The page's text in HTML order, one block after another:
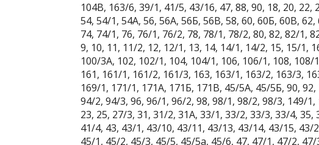
104В, 163/6, 39/1, 41/5, 43/16, 47, 88, 90, 18, 20, 22,
54, 54/1, 54А, 56, 56А, 56Б, 56В, 58, 60, 60Б, 60В,
74, 74/1, 76, 76/1, 76/2, 78, 78/1, 78/2, 80, 82, 82/1,
9, 10, 11, 11/2, 12, 12/1, 13, 14, 14/1, 14/2, 15, 15/1,
100/3А, 102, 102/1, 104, 104/1, 106, 106/1, 108,
161, 161/1, 161/2, 161/3, 163, 163/1, 163/2, 163/3,
169/1, 171/1, 171А, 171Б, 171В, 45/5А, 45/5Б, 90,
94/2, 94/3, 96, 96/1, 96/2, 98, 98/1, 98/2, 98/3, 149/
23, 25, 27/3, 31, 31/2, 31А, 33/1, 33/2, 33/3, 33/4,
41/4, 43, 43/1, 43/10, 43/11, 43/13, 43/14, 43/15,
45/1, 45/2, 45/3, 45/5, 45/5а, 45/6, 47, 47/1, 47/2, 47/